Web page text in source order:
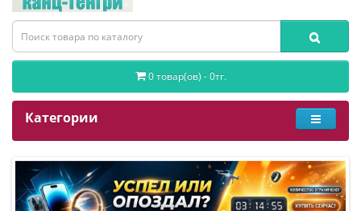
0 товар(ов) - 0тг.
Категории